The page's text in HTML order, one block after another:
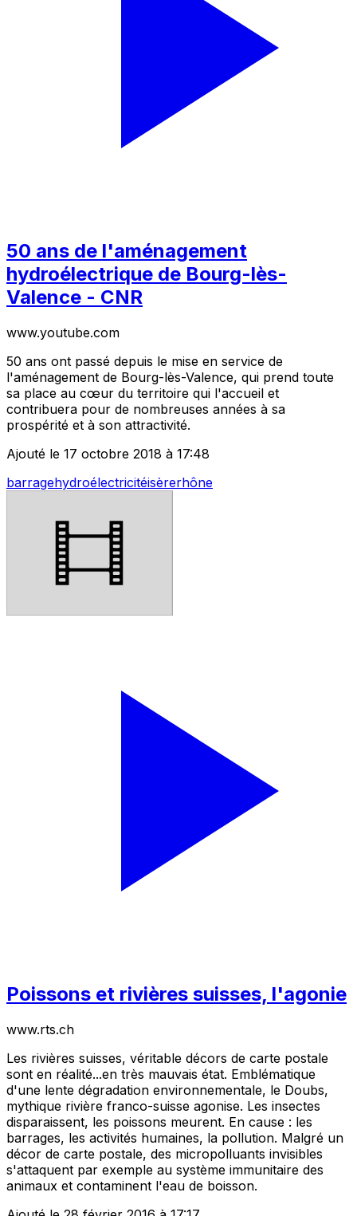
50 ans de l'aménagement
hydroélectrique de Bourg-lès-
Valence - CNR
www.youtube.com
50 ans ont passé depuis le mise en service de
l'aménagement de Bourg-lès-Valence, qui prend toute
sa place au cœur du territoire qui l'accueil et
contribuera pour de nombreuses années à sa
prospérité et à son attractivité.
Ajouté le 17 octobre 2018 à 17:48
barragehydroélectricitéisèrerhône
Poissons et rivières suisses, l'agonie
www.rts.ch
Les rivières suisses, véritable décors de carte postale
sont en réalité...en très mauvais état. Emblématique
d'une lente dégradation environnementale, le Doubs,
mythique rivière franco-suisse agonise. Les insectes
disparaissent, les poissons meurent. En cause : les
barrages, les activités humaines, la pollution. Malgré un
décor de carte postale, des micropolluants invisibles
s'attaquent par exemple au système immunitaire des
animaux et contaminent l'eau de boisson.